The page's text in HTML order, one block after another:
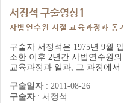
서정석 구술영상1
사법연수원 시절 교육과정과 동기
관계
구술자 서정석은 1975년 9월 입
소한 이후 2년간 사법연수원의
교육과정과 일과, 그 과정에서
인적인 면모 등을 소개하고 있
다. 노 대통령과 동갑으로 옆자
구술일자 : 2011-08-26
구술자 : 서정석